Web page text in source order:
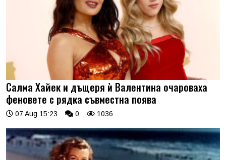
Салма Хайек и дъщеря ѝ Валентина очароваха
феновете с рядка съвместна поява
07 Aug 15:23 0 1036